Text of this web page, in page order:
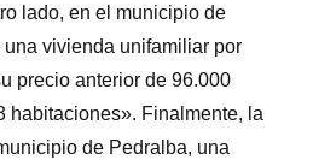
lado, en el municipio de
vivienda unifamiliar por
precio anterior de 96.000
habitaciones». Finalmente, la
de Pedralba, una